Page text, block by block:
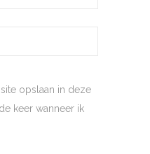
opslaan in deze
keer wanneer ik